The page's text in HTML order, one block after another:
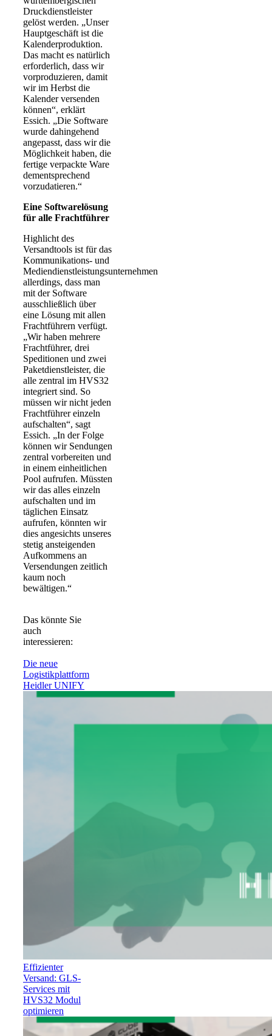
Druckdienstleister
gelöst werden. „Unser
Hauptgeschäft ist die
Kalenderproduktion.
Das macht es natürlich
erforderlich, dass wir
vorproduzieren, damit
wir im Herbst die
Kalender versenden
können“, erklärt
Essich. „Die Software
wurde dahingehend
angepasst, dass wir die
Möglichkeit haben, die
fertige verpackte Ware
dementsprechend
vorzudatieren.“
Eine Softwarelösung
für alle Frachtführer
Highlicht des
Versandtools ist für das
Kommunikations- und
Mediendienstleistungsunternehmen
allerdings, dass man
mit der Software
ausschließlich über
eine Lösung mit allen
Frachtführern verfügt.
„Wir haben mehrere
Frachtführer, drei
Speditionen und zwei
Paketdienstleister, die
alle zentral im HVS32
integriert sind. So
müssen wir nicht jeden
Frachtführer einzeln
aufschalten“, sagt
Essich. „In der Folge
können wir Sendungen
zentral vorbereiten und
in einem einheitlichen
Pool aufrufen. Müssten
wir das alles einzeln
aufschalten und im
täglichen Einsatz
aufrufen, könnten wir
dies angesichts unseres
stetig ansteigenden
Aufkommens an
Versendungen zeitlich
kaum noch
bewältigen.“
Das könnte Sie
auch
interessieren:
Die neue
Logistikplattform
Heidler UNIFY
Effizienter
Versand: GLS-
Services mit
HVS32 Modul
optimieren